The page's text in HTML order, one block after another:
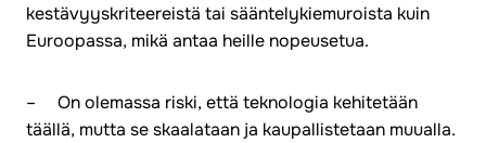
kestävyyskriteereistä tai sääntelykiemuroista kuin
Euroopassa, mikä antaa heille nopeusetua.
– On olemassa riski, että teknologia kehitetään
täällä, mutta se skaalataan ja kaupallistetaan muualla.